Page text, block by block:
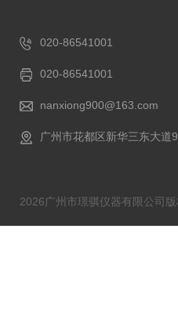
020-86541001
020-86541001
nanxiong900@163.com
广州市花都区新华三东大道
2026广州市璟骐仪器有限公司